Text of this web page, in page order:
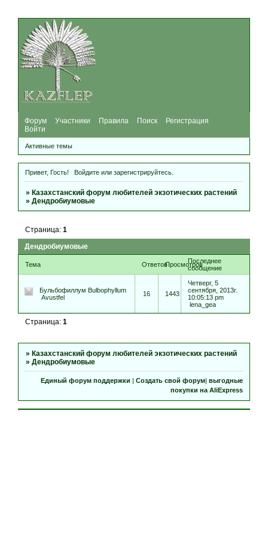
Форум Участники Правила Поиск
Регистрация
Войти
Активные темы
Привет, Гость! Войдитеили зарегистрируйтесь.
»Казахстанский форум любителей экзотических растений
»Дендробиумовые
Дендробиумовые
Страница:1
Тема ОтветовПросмотровПоследнее
сообщение
Бульбофиллум Bulbophyllum
Avustfel
16 1443
Четверг, 5
сентября, 2013г.
10:05:13 pm
lena_gea
Страница:1
»Казахстанский форум любителей экзотических растений
»Дендробиумовые
Единый форум поддержки Создать свой форум выгодные
покупки на AliExpress